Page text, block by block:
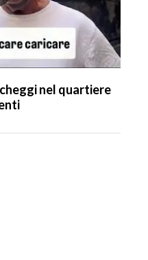
nel quartiere